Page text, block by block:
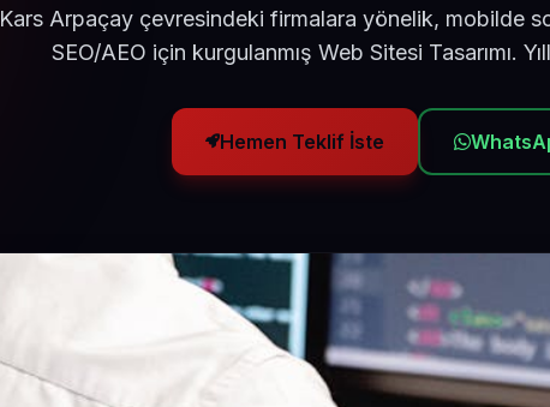
Kars Arpaçay çevresindeki firmalara yönelik, mobilde
SEO/AEO için kurgulanmış Web Sitesi Tasarımı.
Hemen Teklif İste